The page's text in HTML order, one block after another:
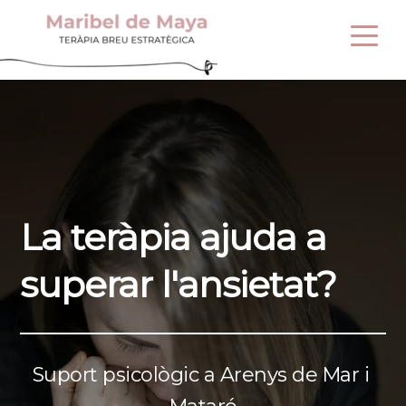
La teràpia ajuda a
superar l'ansietat?
Suport psicològic a Arenys de Mar i